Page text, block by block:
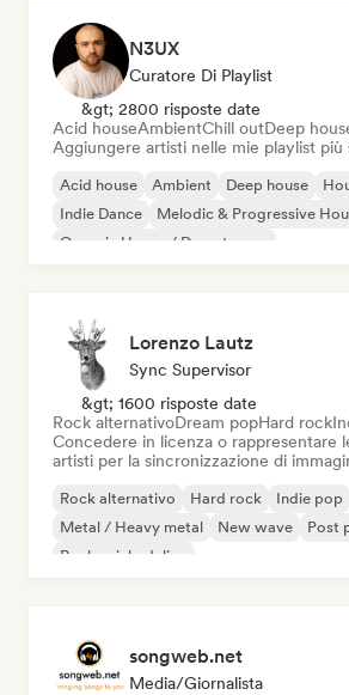
N3UX
Curatore Di Playlist
&gt; 2800 risposte date
Acid houseAmbientChill outDeep
Aggiungere artisti nelle mie playlist più
Acid house Ambient Deep house
Indie Dance
Melodic & Progressive
Organic House / Downtempo
Lorenzo Lautz
Sync Supervisor
&gt; 1600 risposte date
Rock alternativoDream popHard rock
Concedere in licenza o rappresentare
artisti per la sincronizzazione di
Rock alternativo Hard rock Indie pop
Metal / Heavy metal
New wave
Post
Rock psichedelico
songweb.net
Media/Giornalista